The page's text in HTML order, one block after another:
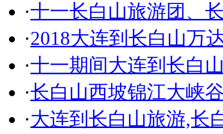
·十一长白山旅游团、
·2018大连到长白山万
·十一期间大连到长白
·长白山西坡锦江大峡
·大连到长白山旅游,长